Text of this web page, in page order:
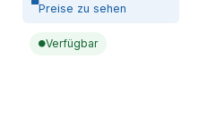
Preise zu sehen
Verfügbar